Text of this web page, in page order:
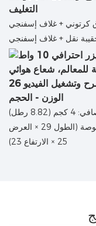
التغليف
كرتوني + غلاف إسفنجي
نقل + غلاف إسفنجي
الوزن - الحجم
(8.82 رطل)
الحجم: 11.42 بوصة × 9.84 بوصة × 9.06 بوصة (الطول 29 × العرض
25 × الارتفاع 23)